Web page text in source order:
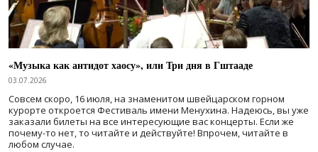
«Музыка как антидот хаосу», или Три дня в Гштааде
03.07.2026
Совсем скоро, 16 июля, на знаменитом швейцарском горном
курорте откроется Фестиваль имени Менухина. Надеюсь, вы уже
заказали билеты на все интересующие вас концерты. Если же
почему-то нет, то читайте и действуйте! Впрочем, читайте в
любом случае.